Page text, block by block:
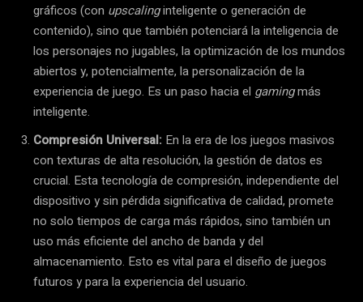
gráficos (con upscalinginteligente o generación de
contenido), sino que también potenciará la inteligencia de
los personajes no jugables, la optimización de los mundos
abiertos y, potencialmente, la personalización de la
experiencia de juego. Es un paso hacia el gamingmás
inteligente.
Compresión Universal: En la era de los juegos masivos
con texturas de alta resolución, la gestión de datos es
crucial. Esta tecnología de compresión, independiente del
dispositivo y sin pérdida significativa de calidad, promete
no solo tiempos de carga más rápidos, sino también un
uso más eficiente del ancho de banda y del
almacenamiento. Esto es vital para el diseño de juegos
futuros y para la experiencia del usuario.